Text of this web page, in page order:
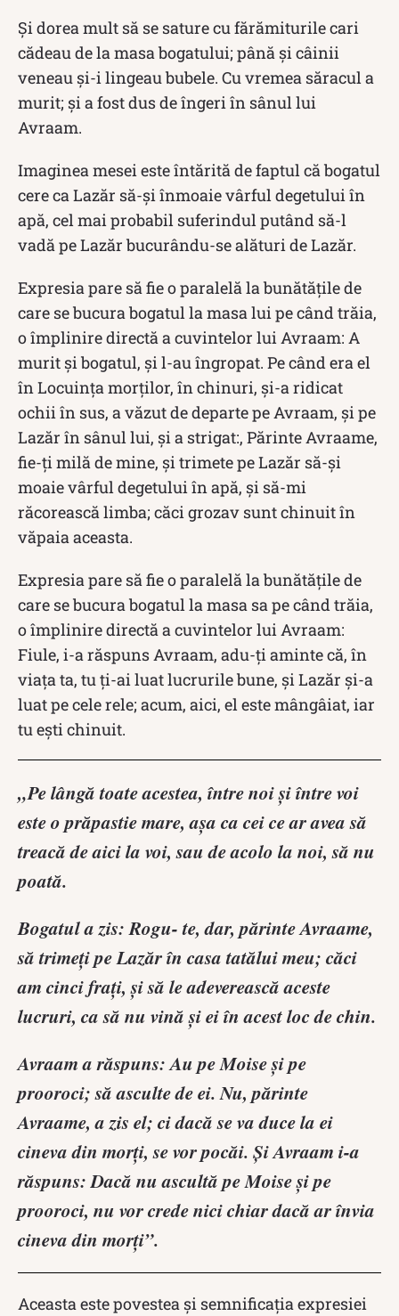
Şi dorea mult să se sature cu fărămiturile cari
cădeau de la masa bogatului; până şi câinii
veneau şi-i lingeau bubele. Cu vremea săracul a
murit; şi a fost dus de îngeri în sânul lui
Avraam.
Imaginea mesei este întărită de faptul că bogatul
cere ca Lazăr să-și înmoaie vârful degetului în
apă, cel mai probabil suferindul putând să-l
vadă pe Lazăr bucurându-se alături de Lazăr.
Expresia pare să fie o paralelă la bunătățile de
care se bucura bogatul la masa lui pe când trăia,
o împlinire directă a cuvintelor lui Avraam: A
murit şi bogatul, şi l-au îngropat. Pe când era el
în Locuinţa morţilor, în chinuri, şi-a ridicat
ochii în sus, a văzut de departe pe Avraam, şi pe
Lazăr în sânul lui, şi a strigat:, Părinte Avraame,
fie-ţi milă de mine, şi trimete pe Lazăr să-şi
moaie vârful degetului în apă, şi să-mi
răcorească limba; căci grozav sunt chinuit în
văpaia aceasta.
Expresia pare să fie o paralelă la bunătățile de
care se bucura bogatul la masa sa pe când trăia,
o împlinire directă a cuvintelor lui Avraam:
Fiule, i-a răspuns Avraam, adu-ţi aminte că, în
viaţa ta, tu ţi-ai luat lucrurile bune, şi Lazăr şi-a
luat pe cele rele; acum, aici, el este mângâiat, iar
tu eşti chinuit.
„Pe lângă toate acestea, între noi şi între voi
este o prăpastie mare, aşa ca cei ce ar avea să
treacă de aici la voi, sau de acolo la noi, să nu
poată.
Bogatul a zis: Rogu- te, dar, părinte Avraame,
să trimeţi pe Lazăr în casa tatălui meu; căci
am cinci fraţi, şi să le adeverească aceste
lucruri, ca să nu vină şi ei în acest loc de chin.
Avraam a răspuns: Au pe Moise şi pe
prooroci; să asculte de ei. Nu, părinte
Avraame, a zis el; ci dacă se va duce la ei
cineva din morţi, se vor pocăi. Şi Avraam i-a
răspuns: Dacă nu ascultă pe Moise şi pe
prooroci, nu vor crede nici chiar dacă ar învia
cineva din morţi”.
Aceasta este povestea și semnificația expresiei